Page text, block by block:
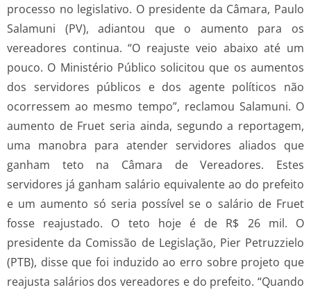
processo no legislativo. O presidente da Câmara, Paulo
Salamuni (PV), adiantou que o aumento para os
vereadores continua. “O reajuste veio abaixo até um
pouco. O Ministério Público solicitou que os aumentos
dos servidores públicos e dos agente políticos não
ocorressem ao mesmo tempo”, reclamou Salamuni. O
aumento de Fruet seria ainda, segundo a reportagem,
uma manobra para atender servidores aliados que
ganham teto na Câmara de Vereadores. Estes
servidores já ganham salário equivalente ao do prefeito
e um aumento só seria possível se o salário de Fruet
fosse reajustado. O teto hoje é de R$ 26 mil. O
presidente da Comissão de Legislação, Pier Petruzzielo
(PTB), disse que foi induzido ao erro sobre projeto que
reajusta salários dos vereadores e do prefeito. “Quando